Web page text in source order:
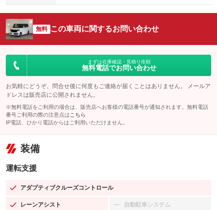
無料 この車両に関するお問い合わせ
まずは在庫確認・見積り依頼
無料電話でお問い合わせ
お気軽にどうぞ。問合せ後に何度もご連絡が届くことはありません。 メールア
ドレスは販売店に公開されません。
※無料電話をご利用の場合は、販売店へお客様の電話番号が通知されます。無料電話
番号ご利用の際の注意点は こちら
IP電話、ひかり電話からはご利用いただけません。
装備
運転支援
アダプティブクルーズコントロール
：装備あり
レーンアシスト
：装備あり 自動駐車システム
：装備なし